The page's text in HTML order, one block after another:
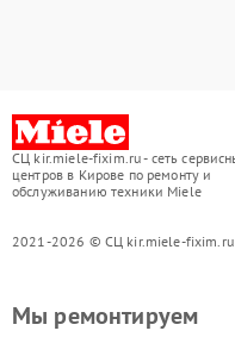
СЦ kir.miele-fixim.ru - сеть
центров в Кирове по ремонту и
обслуживанию техники Miele
2021-2026 © СЦ kir.miele-fixim.ru
Мы ремонтируем